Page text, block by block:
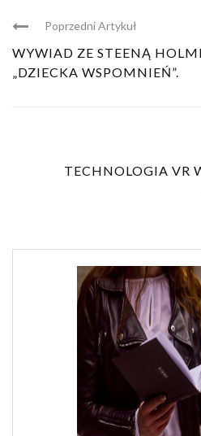
Poprzedni Artykuł
WYWIAD ZE STEENĄ
„DZIECKA WSPOMNIEŃ”.
TECHNOLOGIA VR